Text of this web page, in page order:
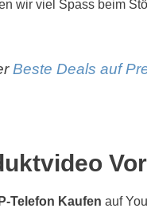
wir viel Spass beim
Beste Deals auf
Telefon Kaufen auf